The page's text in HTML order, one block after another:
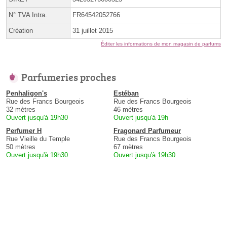
N° TVA Intra. FR64542052766
Création 31 juillet 2015
Éditer les informations de mon magasin de parfums
Parfumeries proches
Penhaligon's
Rue des Francs Bourgeois
32 mètres
Ouvert jusqu'à 19h30
Estéban
Rue des Francs Bourgeois
46 mètres
Ouvert jusqu'à 19h
Perfumer H
Rue Vieille du Temple
50 mètres
Ouvert jusqu'à 19h30
Fragonard Parfumeur
Rue des Francs Bourgeois
67 mètres
Ouvert jusqu'à 19h30